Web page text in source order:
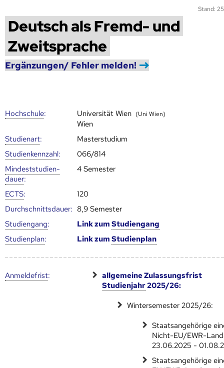
Stand:
Deutsch als Fremd- und
Zweitsprache
Ergänzungen/ Fehler melden!
Hoch­schule: Universität Wien (Uni Wien)
Wien
Studienart:
Masterstudium
Studien­kenn­zahl:
066/814
Mindest­studien­
dauer:
4 Semester
ECTS:
120
Durch­schnitts­dauer: 8,9 Semester
Studien­gang: Link zumStudien­gang
Studien­plan: Link zumStudien­plan
Anmelde­frist:
allgemeine Zulassungsfrist
Studienjahr2025/26:
Wintersemester 2025/26:
Staatsangehörige
Nicht-EU/EWR-
23.06.2025 -
Staatsangehörige